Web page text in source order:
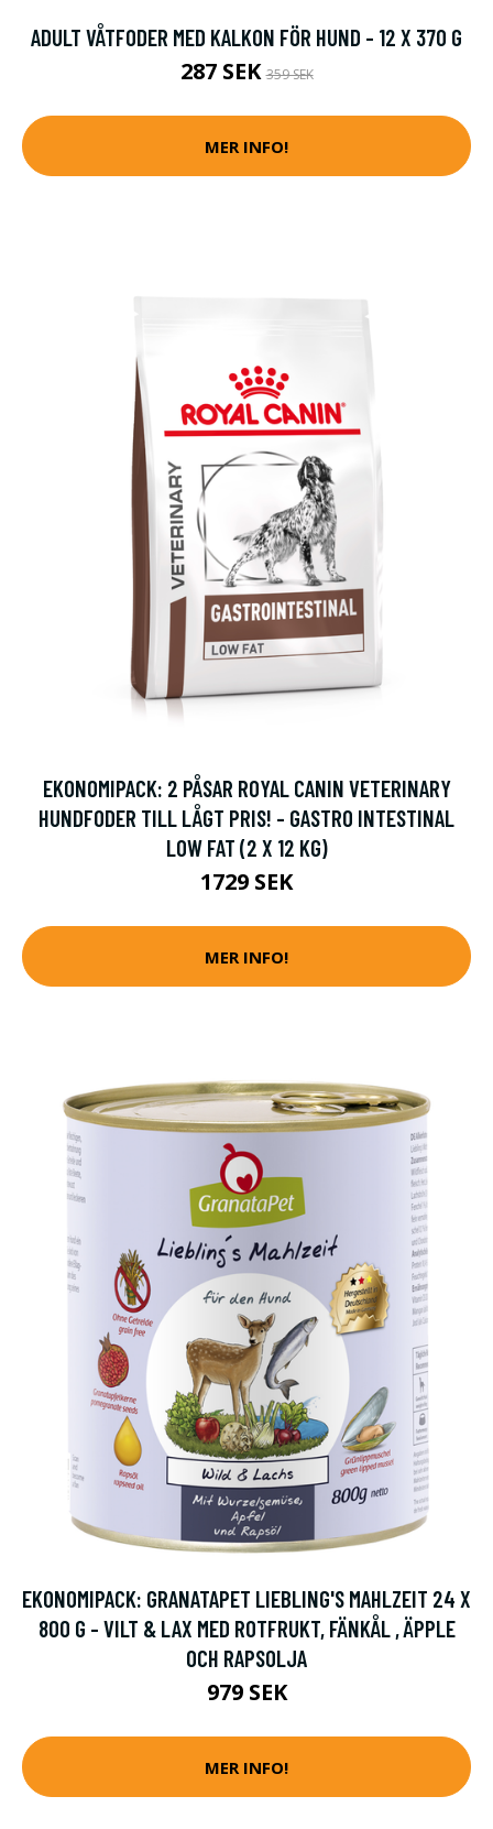
ADULT VÅTFODER MED KALKON FÖR HUND - 12 X 370 G
287 SEK359 SEK
MER INFO!
EKONOMIPACK: 2 PÅSAR ROYAL CANIN VETERINARY
HUNDFODER TILL LÅGT PRIS! - GASTRO INTESTINAL
LOW FAT (2 X 12 KG)
1729 SEK
MER INFO!
EKONOMIPACK: GRANATAPET LIEBLING'S MAHLZEIT 24 X
800 G - VILT & LAX MED ROTFRUKT, FÄNKÅL , ÄPPLE
OCH RAPSOLJA
979 SEK
MER INFO!